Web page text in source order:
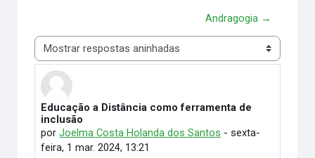
Andragogia →
Modo de visualização
Educação a Distância como ferramenta de
inclusão
porJoelma Costa Holanda dos Santos -sexta-
feira, 1 mar. 2024, 13:21
Número de respostas: 2